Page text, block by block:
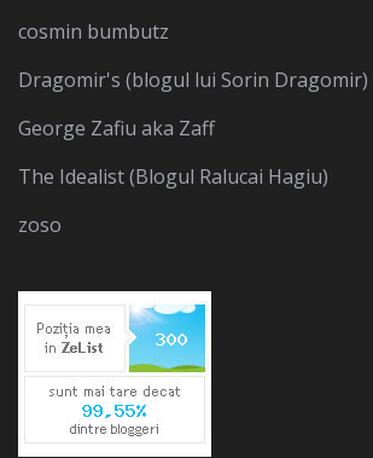
cosmin bumbutz
Dragomir's (blogul lui Sorin Dragomir)
George Zafiu aka Zaff
The Idealist (Blogul Ralucai Hagiu)
zoso